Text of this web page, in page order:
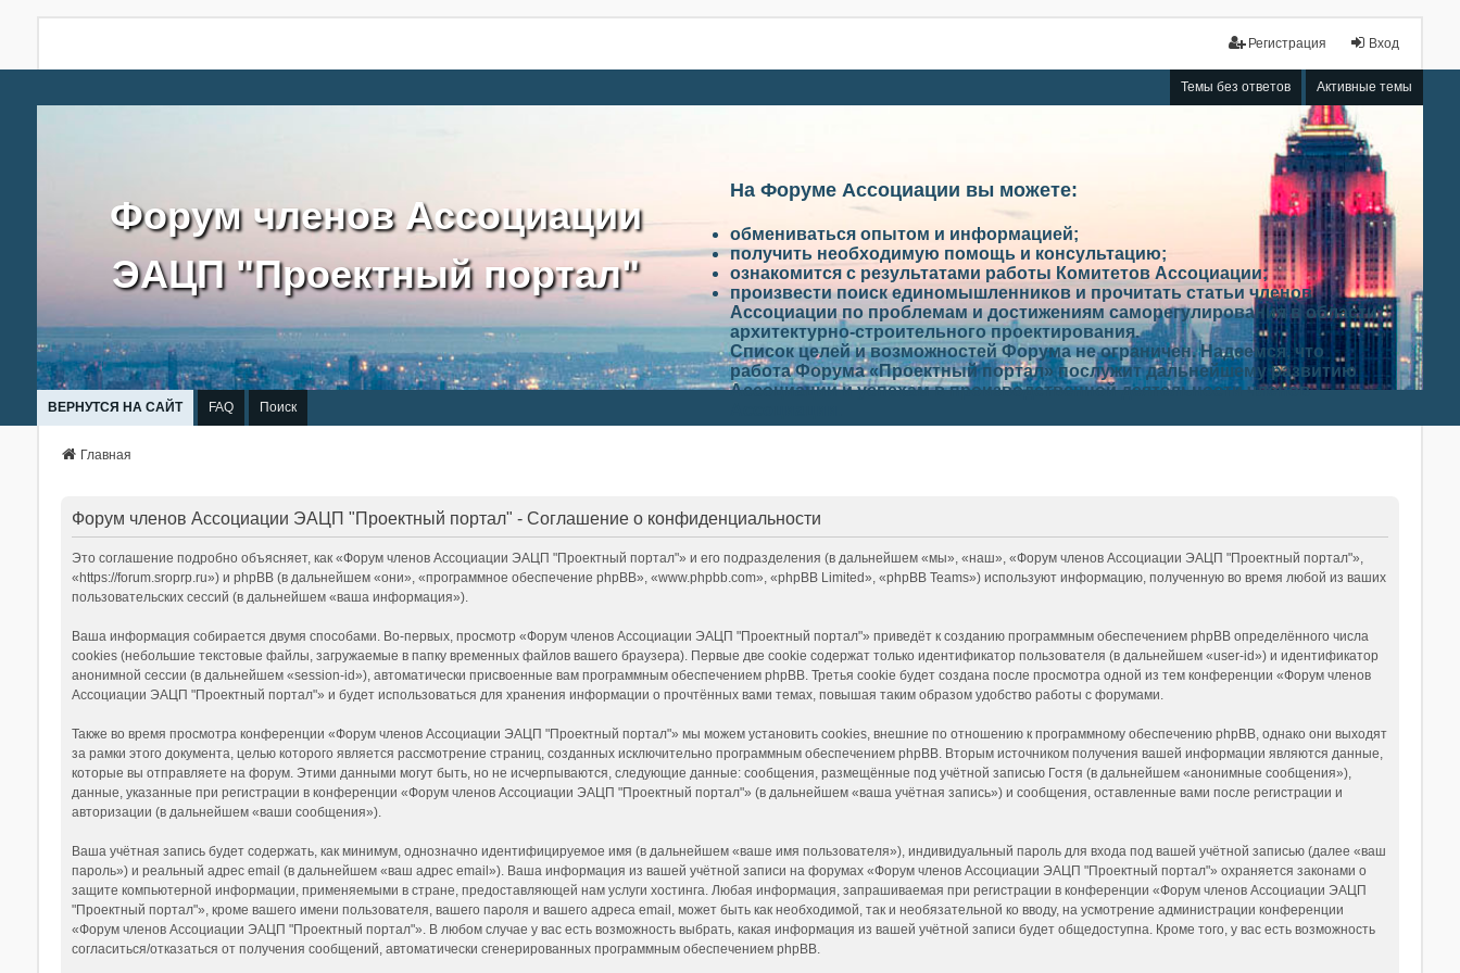
Вход
Регистрация
Темы без ответов Активные темы
Форум членов Ассоциации
ЭАЦП "Проектный портал"
На Форуме Ассоциации вы можете:
обмениваться опытом и информацией;
получить необходимую помощь и консультацию;
ознакомится с результатами работы Комитетов Ассоциации;
произвести поиск единомышленников и прочитать статьи членов
Ассоциации по проблемам и достижениям саморегулирования в области
архитектурно-строительного проектирования.
Список целей и возможностей Форума не ограничен. Надеемся, что
работа Форума «Проектный портал» послужит дальнейшему развитию
Ассоциации и успехам в производственной деятельности членов
ВЕРНУТСЯ НА САЙТ FAQ Поиск
Главная
Форум членов Ассоциации ЭАЦП "Проектный портал" - Соглашение о конфиденциальности
Это соглашение подробно объясняет, как «Форум членов Ассоциации ЭАЦП "Проектный портал"» и его подразделения (в дальнейшем «мы», «наш», «Форум членов Ассоциации ЭАЦП "Проектный портал"»,
«https://forum.sroprp.ru») и phpBB (в дальнейшем «они», «программное обеспечение phpBB», «www.phpbb.com», «phpBB Limited», «phpBB Teams») используют информацию, полученную во время любой из ваших
пользовательских сессий (в дальнейшем «ваша информация»).
Ваша информация собирается двумя способами. Во-первых, просмотр «Форум членов Ассоциации ЭАЦП "Проектный портал"» приведёт к созданию программным обеспечением phpBB определённого числа
cookies (небольшие текстовые файлы, загружаемые в папку временных файлов вашего браузера). Первые две cookie содержат только идентификатор пользователя (в дальнейшем «user-id») и идентификатор
анонимной сессии (в дальнейшем «session-id»), автоматически присвоенные вам программным обеспечением phpBB. Третья cookie будет создана после просмотра одной из тем конференции «Форум членов
Ассоциации ЭАЦП "Проектный портал"» и будет использоваться для хранения информации о прочтённых вами темах, повышая таким образом удобство работы с форумами.
Также во время просмотра конференции «Форум членов Ассоциации ЭАЦП "Проектный портал"» мы можем установить cookies, внешние по отношению к программному обеспечению phpBB, однако они выходят
за рамки этого документа, целью которого является рассмотрение страниц, созданных исключительно программным обеспечением phpBB. Вторым источником получения вашей информации являются данные,
которые вы отправляете на форум. Этими данными могут быть, но не исчерпываются, следующие данные: сообщения, размещённые под учётной записью Гостя (в дальнейшем «анонимные сообщения»),
данные, указанные при регистрации в конференции «Форум членов Ассоциации ЭАЦП "Проектный портал"» (в дальнейшем «ваша учётная запись») и сообщения, оставленные вами после регистрации и
авторизации (в дальнейшем «ваши сообщения»).
Ваша учётная запись будет содержать, как минимум, однозначно идентифицируемое имя (в дальнейшем «ваше имя пользователя»), индивидуальный пароль для входа под вашей учётной записью (далее «ваш
пароль») и реальный адрес email (в дальнейшем «ваш адрес email»). Ваша информация из вашей учётной записи на форумах «Форум членов Ассоциации ЭАЦП "Проектный портал"» охраняется законами о
защите компьютерной информации, применяемыми в стране, предоставляющей нам услуги хостинга. Любая информация, запрашиваемая при регистрации в конференции «Форум членов Ассоциации ЭАЦП
"Проектный портал"», кроме вашего имени пользователя, вашего пароля и вашего адреса email, может быть как необходимой, так и необязательной ко вводу, на усмотрение администрации конференции
«Форум членов Ассоциации ЭАЦП "Проектный портал"». В любом случае у вас есть возможность выбрать, какая информация из вашей учётной записи будет общедоступна. Кроме того, у вас есть возможность
согласиться/отказаться от получения сообщений, автоматически сгенерированных программным обеспечением phpBB.